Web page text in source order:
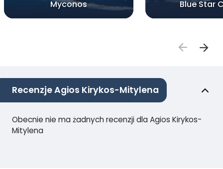
Myconos
Blue Star
Recenzje Agios Kirykos-Mitylena
Obecnie nie ma żadnych recenzji dla Agios Kirykos-
Mitylena